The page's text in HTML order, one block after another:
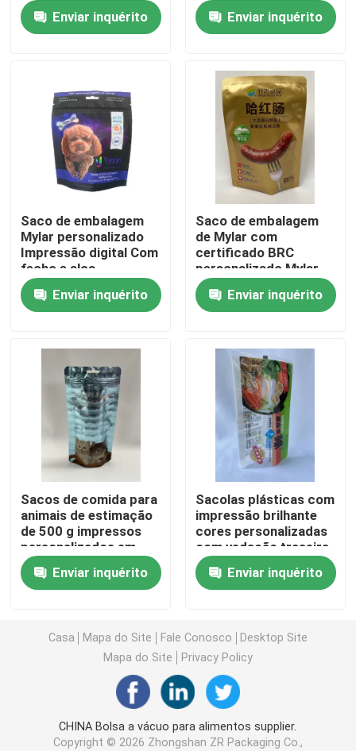
Sobre nós
Controle da qualidade
Contacte-nos
Notícia
Casos
Bolsa de embalagem de bico
Bolsa para embalagem de café
Rolls de empacotamento laminado
Bolsas com Fundo Plano
Saco no empacotamento do líquido da caixa
Bolsas para Embalagens Stand Up
Malotes do empacotamento de alimentos para
Bolsas de embalagem de papel
Enviar inquérito
Enviar inquérito
Saco de embalagem
Mylar personalizado
Impressão digital Com
fecho e alça
Enviar inquérito
Saco de embalagem
de Mylar com
certificado BRC
personalizado Mylar
Stand Up Pouch
Enviar inquérito
Sacos de comida para
animais de estimação
de 500 g impressos
personalizados em
Mylar
Enviar inquérito
Sacolas plásticas com
impressão brilhante
cores personalizadas
com vedação traseira
Enviar inquérito
Casa Mapa do Site Fale Conosco
Desktop Site
Mapa do Site
Privacy Policy
CHINA Bolsa a vácuo para alimentos supplier.
Copyright © 2026 Zhongshan ZR Packaging Co.,